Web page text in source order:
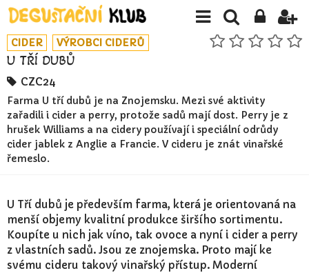
CIDER VÝROBCI CIDERŮ
U TŘÍ DUBŮ
CZC24
Farma U tří dubů je na Znojemsku. Mezi své aktivity
zařadili i cider a perry, protože sadů mají dost. Perry je z
hrušek Williams a na cidery používají i speciální odrůdy
cider jablek z Anglie a Francie. V cideru je znát vinařské
řemeslo.
U Tří dubů je především farma, která je orientovaná na
menší objemy kvalitní produkce širšího sortimentu.
Koupíte u nich jak víno, tak ovoce a nyní i cider a perry
z vlastních sadů. Jsou ze znojemska. Proto mají ke
svému cideru takový vinařský přístup. Moderní